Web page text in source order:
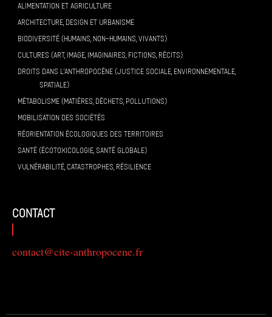
ALIMENTATION ET AGRICULTURE
ARCHITECTURE, DESIGN ET URBANISME
BIODIVERSITÉ (HUMAINS, NON-HUMAINS, VIVANTS)
CULTURES (ART, IMAGE, IMAGINAIRES, FICTIONS, RÉCITS)
DROITS DANS L’ANTHROPOCÈNE (JUSTICE SOCIALE, ENVIRONNEMENTALE,
SPATIALE)
MÉTABOLISME (MATIÈRES, DÉCHETS, POLLUTIONS)
MOBILISATION DES SOCIÉTÉS
RÉORIENTATION ÉCOLOGIQUES DES TERRITOIRES
SANTÉ (ÉCOTOXICOLOGIE, SANTÉ GLOBALE)
VULNÉRABILITÉ, CATASTROPHES, RÉSILIENCE
contact
contact@cite-anthropocene.fr